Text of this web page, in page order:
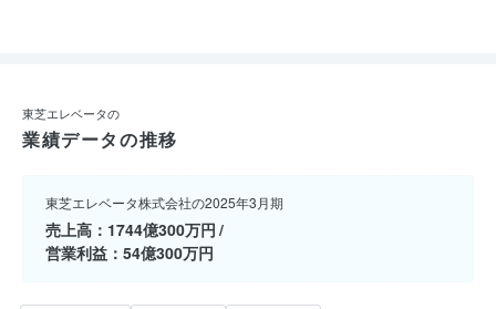
東芝エレベータの
業績データの推移
東芝エレベータ株式会社の2025年3月期
売上高
1744億300万円
営業利益
54億300万円